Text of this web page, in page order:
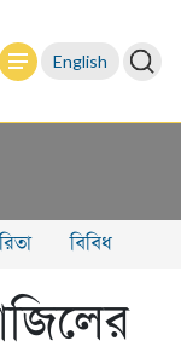
English
বিবিধ